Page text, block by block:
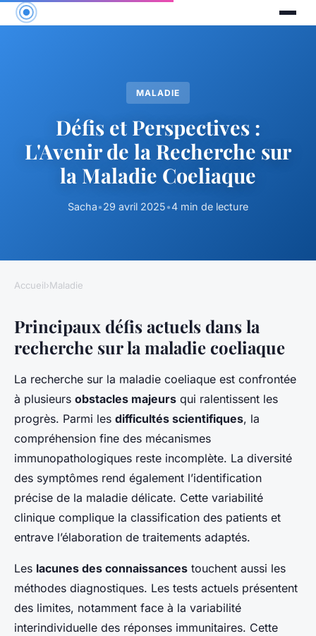
MALADIE
Défis et Perspectives :
L'Avenir de la Recherche sur
la Maladie Coeliaque
Sacha•29 avril 2025•4 min de lecture
Accueil›Maladie
Principaux défis actuels dans la
recherche sur la maladie coeliaque
La recherche sur la maladie coeliaque est confrontée
à plusieurs obstacles majeurs qui ralentissent les
progrès. Parmi les difficultés scientifiques, la
compréhension fine des mécanismes
immunopathologiques reste incomplète. La diversité
des symptômes rend également l’identification
précise de la maladie délicate. Cette variabilité
clinique complique la classification des patients et
entrave l’élaboration de traitements adaptés.
Les lacunes des connaissances touchent aussi les
méthodes diagnostiques. Les tests actuels présentent
des limites, notamment face à la variabilité
interindividuelle des réponses immunitaires. Cette